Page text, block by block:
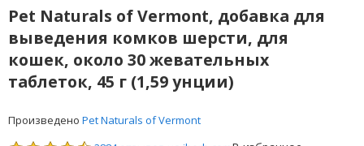
Pet Naturals of Vermont, добавка для
выведения комков шерсти, для
кошек, около 30 жевательных
таблеток, 45 г (1,59 унции)
Произведено Pet Naturals of Vermont